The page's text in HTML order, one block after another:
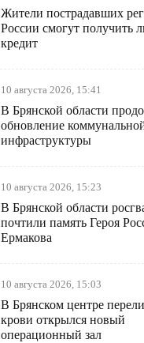
Жители пострадавших
России смогут получить
кредит
10 августа 2026, 15:41
В Брянской области
обновление
инфраструктуры
10 августа 2026, 15:23
В Брянской области
почтили память Героя
Ермакова
10 августа 2026, 15:03
В Брянском центре
крови открылся новый
операционный зал